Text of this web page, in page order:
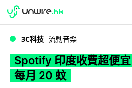
WWDC 2026
3C科技 流動音樂
Spotify 印度收費超便
每月 20 蚊